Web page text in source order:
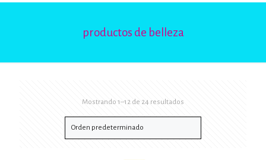
productos de belleza
Mostrando 1–12 de 24 resultados